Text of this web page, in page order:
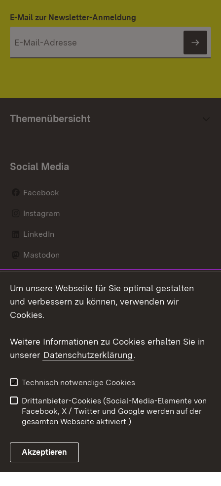
E-Mail zur Newsletter-Anmeldung
Themenübersicht
Social Media
Facebook
Instagram
LinkedIn
Mastodon
X / Twitter
Youtube
Link zum Landesportal
Kontakt
Datenschutz
Barrierefreiheit
Impressum Cookies
Um unsere Webseite für Sie optimal gestalten
und verbessern zu können, verwenden wir
Cookies.
Weitere Informationen zu Cookies erhalten Sie in
unserer Datenschutzerklärung.
Technisch notwendige Cookies
Drittanbieter-Cookies (Social-Media-Elemente von
Facebook, X / Twitter und Google werden auf der
gesamten Webseite aktiviert.)
Akzeptieren